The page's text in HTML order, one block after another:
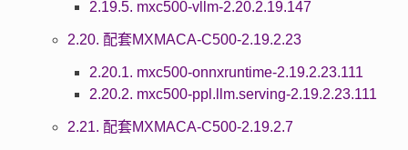
2.19.5. mxc500-vllm-2.20.2.19.147
2.20. 配套MXMACA-C500-2.19.2.23
2.20.1. mxc500-onnxruntime-2.19.2.23.111
2.20.2. mxc500-ppl.llm.serving-2.19.2.23.111
2.21. 配套MXMACA-C500-2.19.2.7